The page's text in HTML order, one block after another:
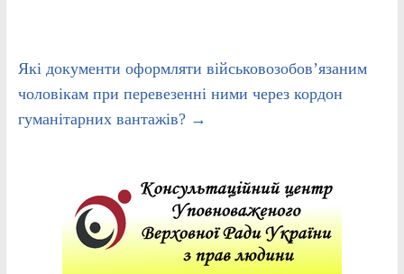
Які документи оформляти військовозобов’язаним
чоловікам при перевезенні ними через кордон
гуманітарних вантажів? →